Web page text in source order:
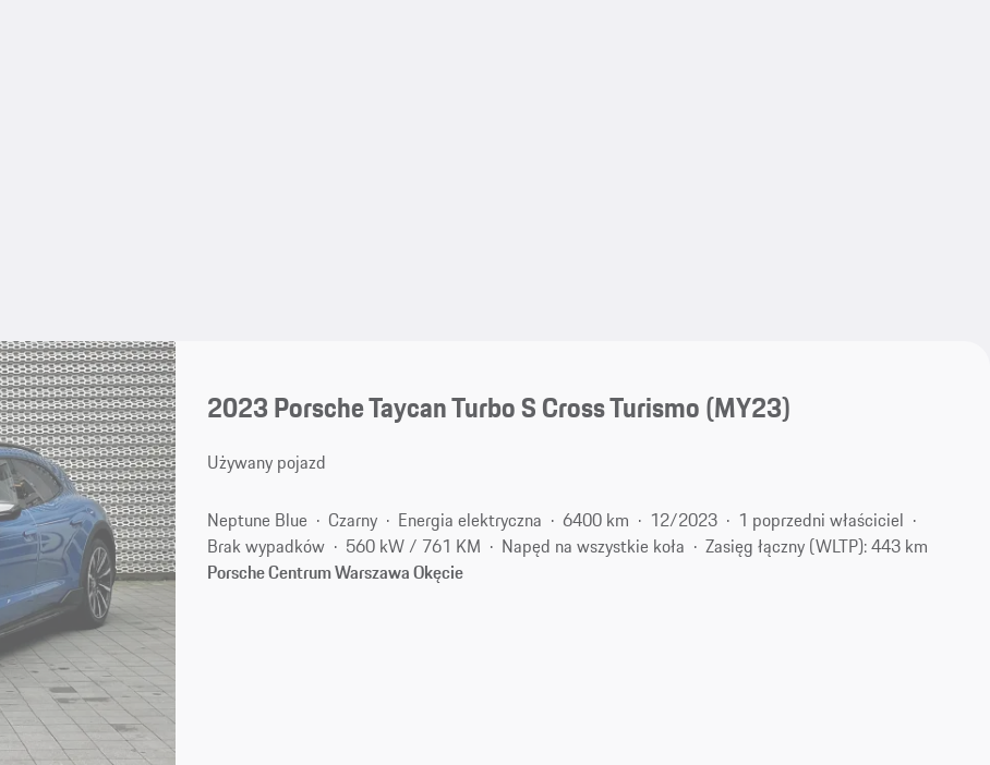
2023 Porsche Taycan Turbo S Cross Turismo (MY23)
Używany pojazd
Neptune Blue Czarny Energia elektryczna 6400 km 12/2023
1 poprzedni właściciel
Brak wypadków
560 kW / 761 KM Napęd na wszystkie koła
Zasięg łączny (WLTP): 443 km
Porsche Centrum Warszawa Okęcie